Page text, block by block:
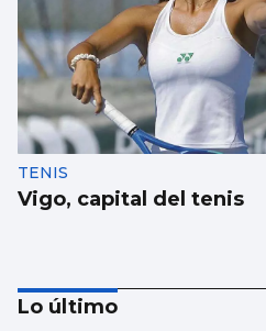
TENIS
Vigo, capital del tenis
Lo último